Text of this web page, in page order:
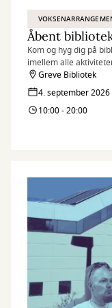
Åbent
Kom og hyg dig på
imellem alle
Greve Bibliotek
4. september 2026
10:00 - 20:00